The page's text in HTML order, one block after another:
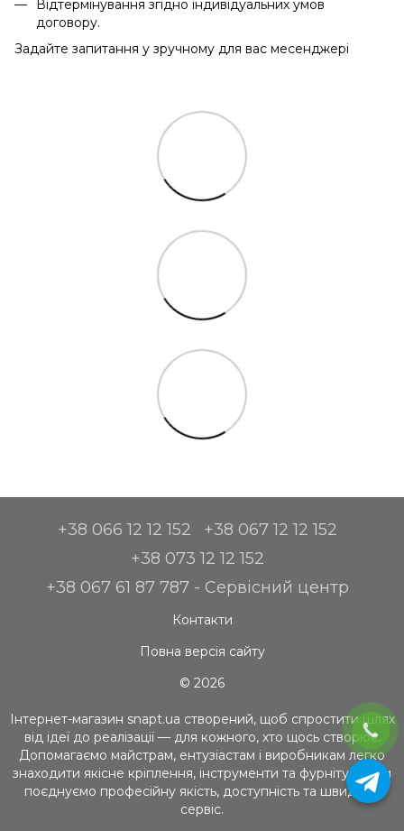
Відтермінування згідно індивідуальних умов
договору.
Задайте запитання у зручному для вас месенджері
+38 066 12 12 152
+38 067 12 12 152
+38 073 12 12 152
+38 067 61 87 787 - Сервісний центр
Контакти
Повна версія сайту
© 2026
Інтернет-магазин snapt.ua створений, щоб спростити шлях
від ідеї до реалізації — для кожного, хто щось створює.
Допомагаємо майстрам, ентузіастам і виробникам легко
знаходити якісне кріплення, інструменти та фурнітуру. Ми
поєднуємо професійну якість, доступність та швидкий
сервіс.